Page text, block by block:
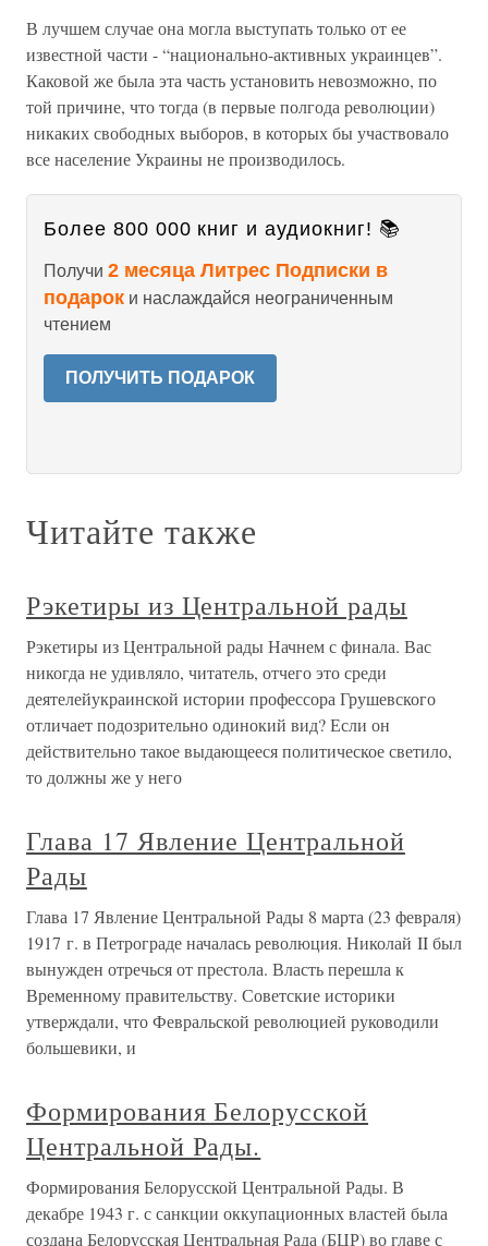
В лучшем случае она могла выступать только от ее
известной части - “национально-активных украинцев”.
Каковой же была эта часть установить невозможно, по
той причине, что тогда (в первые полгода революции)
никаких свободных выборов, в которых бы участвовало
все население Украины не производилось.
Более 800 000 книг и аудиокниг! 📚
Получи 2 месяца Литрес Подписки в
подарок и наслаждайся неограниченным
чтением
ПОЛУЧИТЬ ПОДАРОК
Читайте также
Рэкетиры из Центральной рады
Рэкетиры из Центральной рады Начнем с финала. Вас
никогда не удивляло, читатель, отчего это среди
деятелейукраинской истории профессора Грушевского
отличает подозрительно одинокий вид? Если он
действительно такое выдающееся политическое светило,
то должны же у него
Глава 17 Явление Центральной
Рады
Глава 17 Явление Центральной Рады 8 марта (23 февраля)
1917 г. в Петрограде началась революция. Николай II был
вынужден отречься от престола. Власть перешла к
Временному правительству. Советские историки
утверждали, что Февральской революцией руководили
большевики, и
Формирования Белорусской
Центральной Рады.
Формирования Белорусской Центральной Рады. В
декабре 1943 г. с санкции оккупационных властей была
создана Белорусская Центральная Рада (БЦР) во главе с